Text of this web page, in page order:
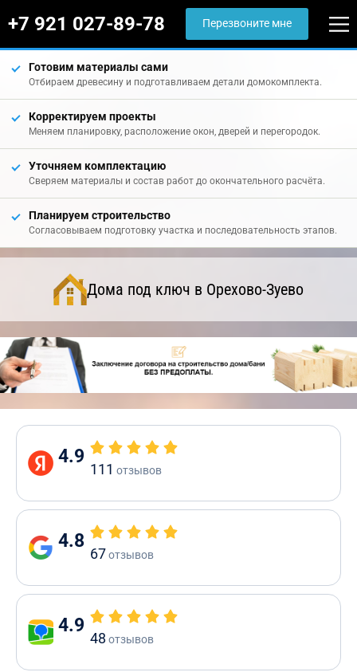
+7 921 027-89-78 Перезвоните мне
Готовим материалы сами
Отбираем древесину и подготавливаем детали домокомплекта.
Корректируем проекты
Меняем планировку, расположение окон, дверей и перегородок.
Уточняем комплектацию
Сверяем материалы и состав работ до окончательного расчёта.
Планируем строительство
Согласовываем подготовку участка и последовательность этапов.
Дома под ключ в Орехово-Зуево
4.9
111 отзывов
4.8
67отзывов
4.9
48 отзывов